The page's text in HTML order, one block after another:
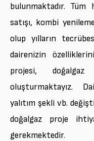
bulunmaktadır.
satışı, kombi
olup yılların
dairenizin
projesi,
oluşturmaktayız.
yalıtım şekli vb.
doğalgaz proje
gerekmektedir.